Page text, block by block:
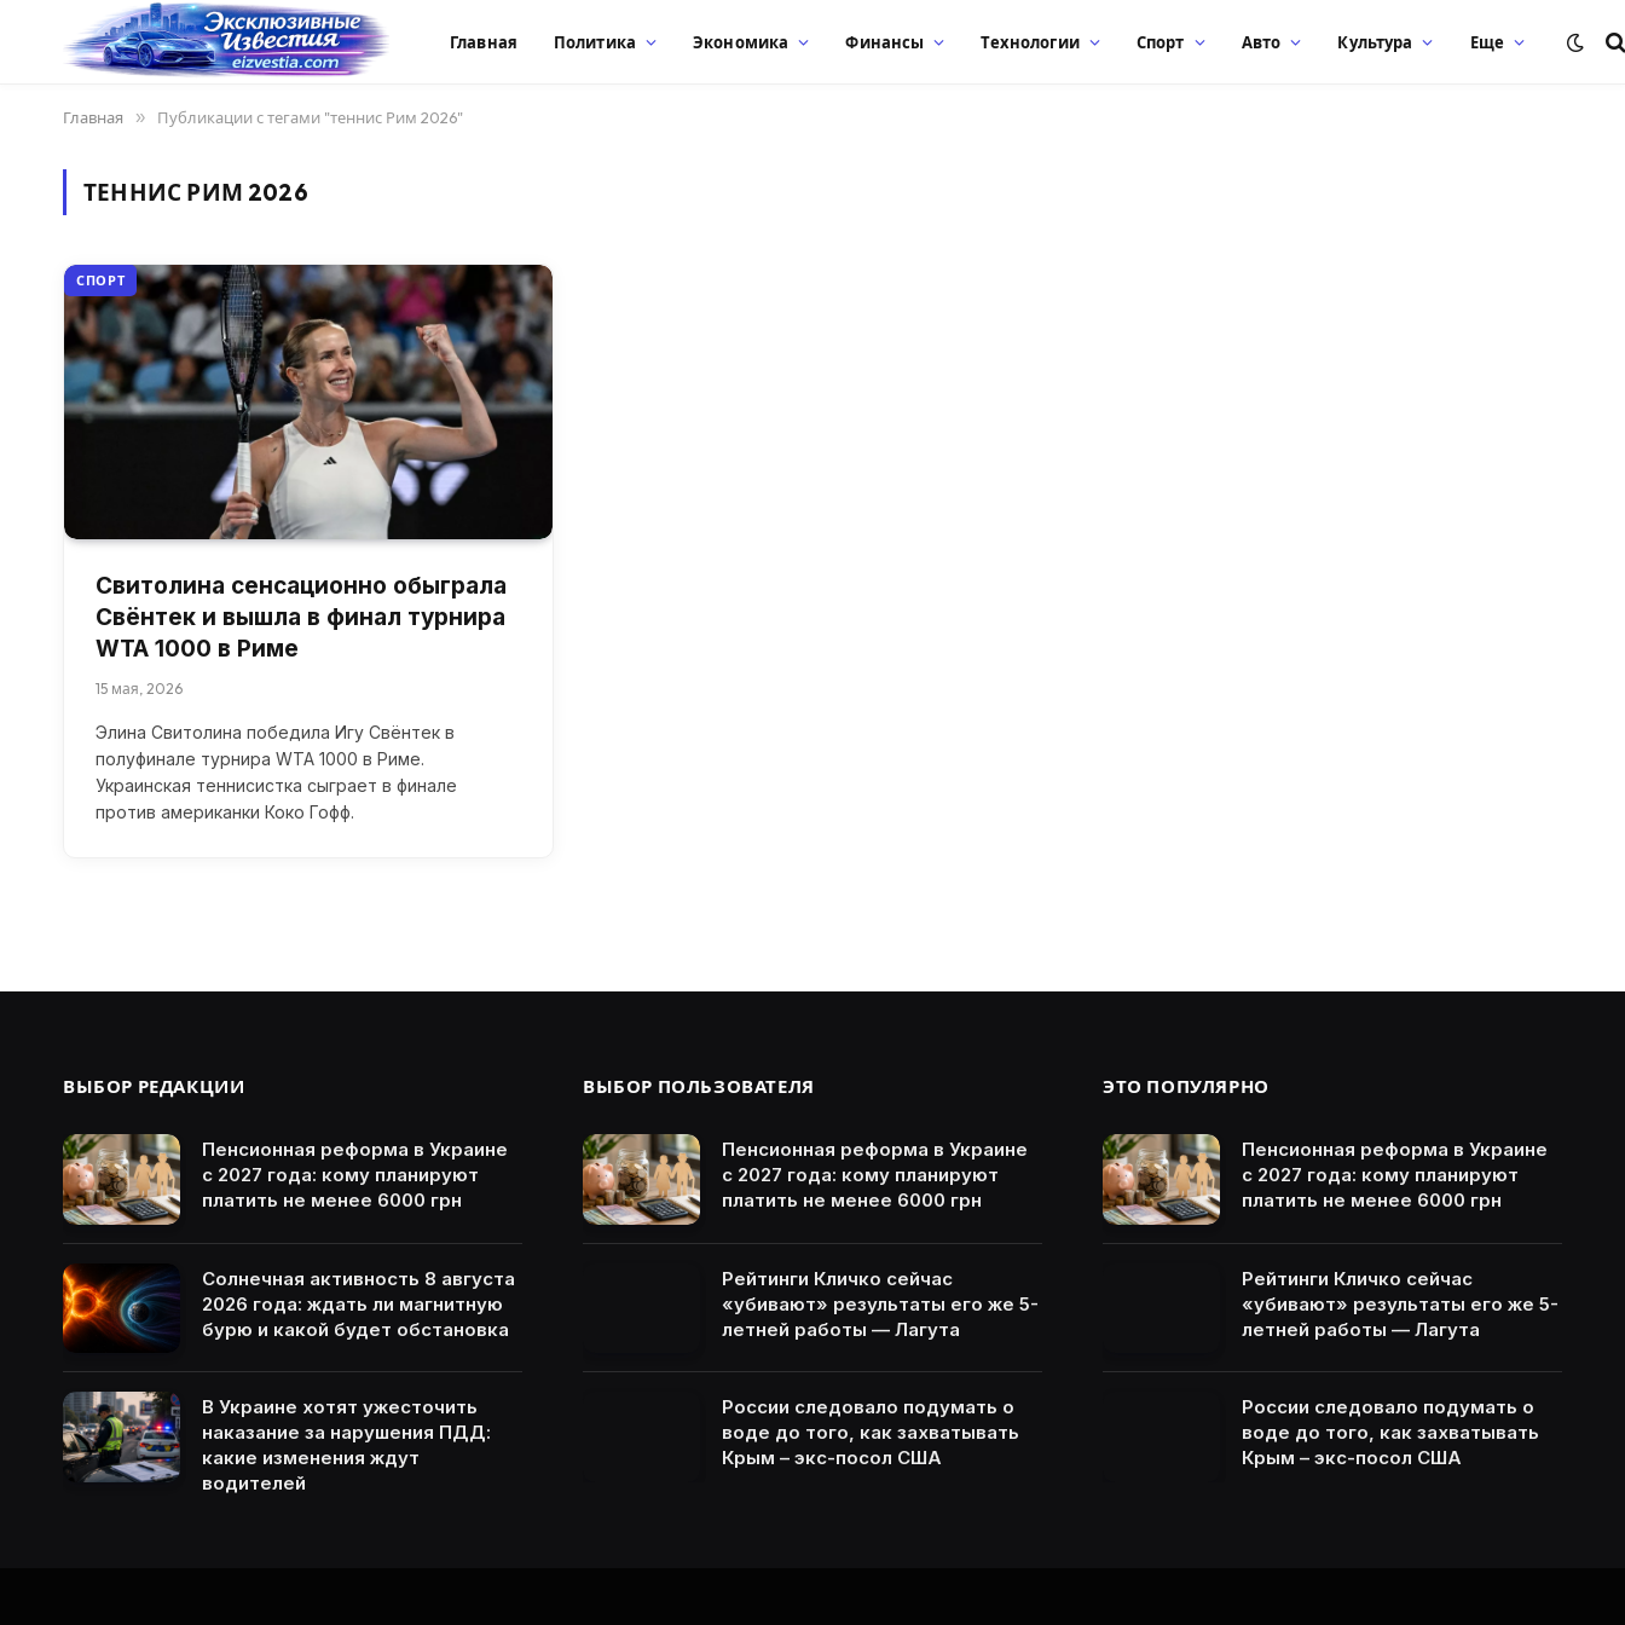
Главная Политика Экономика Финансы Технологии Спорт Авто Культура Еще
Главная » Публикации с тегами "теннис Рим 2026"
ТЕННИС РИМ 2026
СПОРТ
Свитолина сенсационно обыграла
Свёнтек и вышла в финал турнира
WTA 1000 в Риме
15 мая, 2026
Элина Свитолина победила Игу Свёнтек в
полуфинале турнира WTA 1000 в Риме.
Украинская теннисистка сыграет в финале
против американки Коко Гофф.
ВЫБОР РЕДАКЦИИ
Пенсионная реформа в Украине
с 2027 года: кому планируют
платить не менее 6000 грн
Солнечная активность 8 августа
2026 года: ждать ли магнитную
бурю и какой будет обстановка
В Украине хотят ужесточить
наказание за нарушения ПДД:
какие изменения ждут
водителей
ВЫБОР ПОЛЬЗОВАТЕЛЯ
Пенсионная реформа в Украине
с 2027 года: кому планируют
платить не менее 6000 грн
Рейтинги Кличко сейчас
«убивают» результаты его же 5-
летней работы — Лагута
России следовало подумать о
воде до того, как захватывать
Крым – экс-посол США
ЭТО ПОПУЛЯРНО
Пенсионная реформа в Украине
с 2027 года: кому планируют
платить не менее 6000 грн
Рейтинги Кличко сейчас
«убивают» результаты его же 5-
летней работы — Лагута
России следовало подумать о
воде до того, как захватывать
Крым – экс-посол США